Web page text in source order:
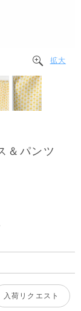
拡大
＆パンツ
入荷リクエスト